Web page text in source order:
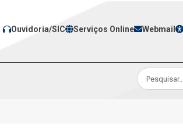
Ouvidoria/SIC Serviços Online Webmail